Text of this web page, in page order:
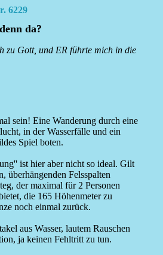
6229
da?
zu Gott, und ER führte mich in die
sein! Eine Wanderung durch eine
in der Wasserfälle und ein
Spiel boten.
ist hier aber nicht so ideal. Gilt
überhängenden Felsspalten
der maximal für 2 Personen
die 165 Höhenmeter zu
noch einmal zurück.
aus Wasser, lautem Rauschen
ja keinen Fehltritt zu tun.